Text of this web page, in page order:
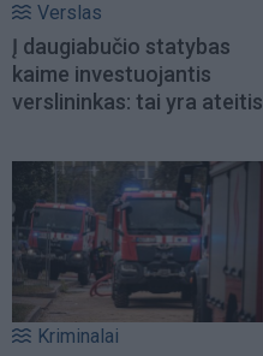
Verslas
Į daugiabučio statybas
kaime investuojantis
verslininkas: tai yra ateitis
Kriminalai